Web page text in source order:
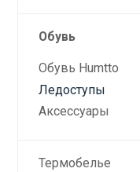
Обувь
Обувь Humtto
Ледоступы
Аксессуары
Термобелье